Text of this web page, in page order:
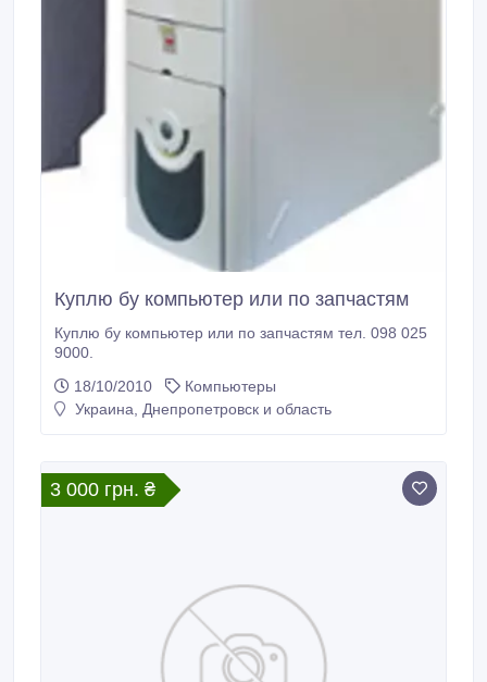
Куплю бу компьютер или по запчастям
Куплю бу компьютер или по запчастям тел. 098 025
9000.
18/10/2010
Компьютеры
Украина, Днепропетровск и область
3 000 грн. ₴